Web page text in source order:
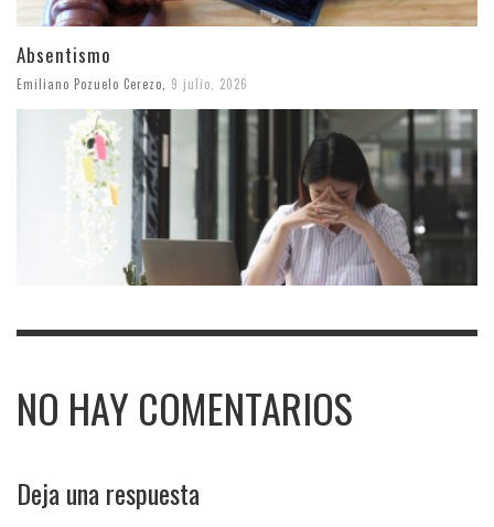
Absentismo
Emiliano Pozuelo Cerezo 9 julio, 2026
NO HAY COMENTARIOS
Deja una respuesta